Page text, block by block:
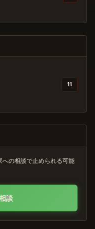
11
の相談で止められる可能
談